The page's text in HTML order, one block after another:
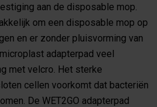
aan de disposable mop.
om een disposable mop op
en er zonder pluisvorming van
adapterpad veel
met velcro. Het sterke
cellen voorkomt dat bacteriën
De WET2GO adapterpad